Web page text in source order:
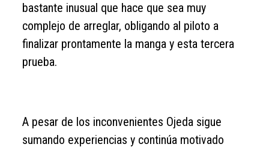
bastante inusual que hace que sea muy
complejo de arreglar, obligando al piloto a
finalizar prontamente la manga y esta tercera
prueba.
A pesar de los inconvenientes Ojeda sigue
sumando experiencias y continúa motivado